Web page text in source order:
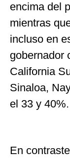
encima del
mientras
incluso en
gobernador
California
Sinaloa,
el 33 y 40%.
En